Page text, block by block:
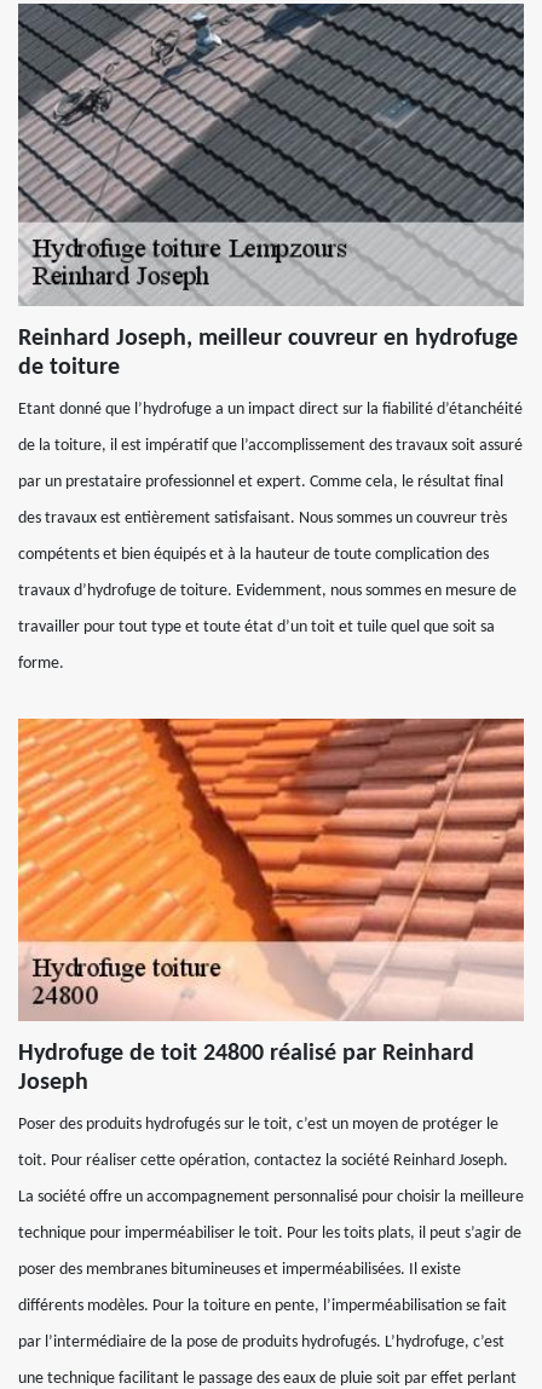
Reinhard Joseph, meilleur couvreur en hydrofuge
de toiture
Etant donné que l’hydrofuge a un impact direct sur la fiabilité d’étanchéité
de la toiture, il est impératif que l’accomplissement des travaux soit assuré
par un prestataire professionnel et expert. Comme cela, le résultat final
des travaux est entièrement satisfaisant. Nous sommes un couvreur très
compétents et bien équipés et à la hauteur de toute complication des
travaux d’hydrofuge de toiture. Evidemment, nous sommes en mesure de
travailler pour tout type et toute état d’un toit et tuile quel que soit sa
forme.
Hydrofuge de toit 24800 réalisé par Reinhard
Joseph
Poser des produits hydrofugés sur le toit, c’est un moyen de protéger le
toit. Pour réaliser cette opération, contactez la société Reinhard Joseph.
La société offre un accompagnement personnalisé pour choisir la meilleure
technique pour imperméabiliser le toit. Pour les toits plats, il peut s’agir de
poser des membranes bitumineuses et imperméabilisées. Il existe
différents modèles. Pour la toiture en pente, l’imperméabilisation se fait
par l’intermédiaire de la pose de produits hydrofugés. L’hydrofuge, c’est
une technique facilitant le passage des eaux de pluie soit par effet perlant